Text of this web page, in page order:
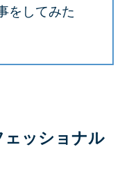
をしてみた
ェッショナル